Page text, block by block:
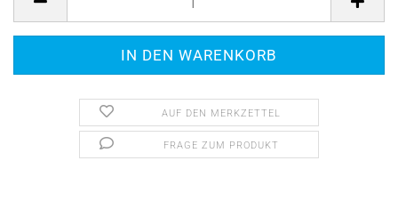
AUF DEN MERKZETTEL
FRAGE ZUM PRODUKT